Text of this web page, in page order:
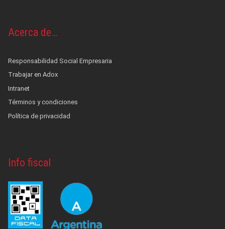
Acerca de…
Responsabilidad Social Empresaria
Trabajar en Adox
Intranet
Términos y condiciones
Política de privacidad
Info fiscal